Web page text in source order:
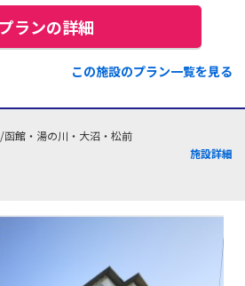
プランの詳細
この施設のプラン一覧を見る
函館・湯の川・大沼・松前
施設詳細